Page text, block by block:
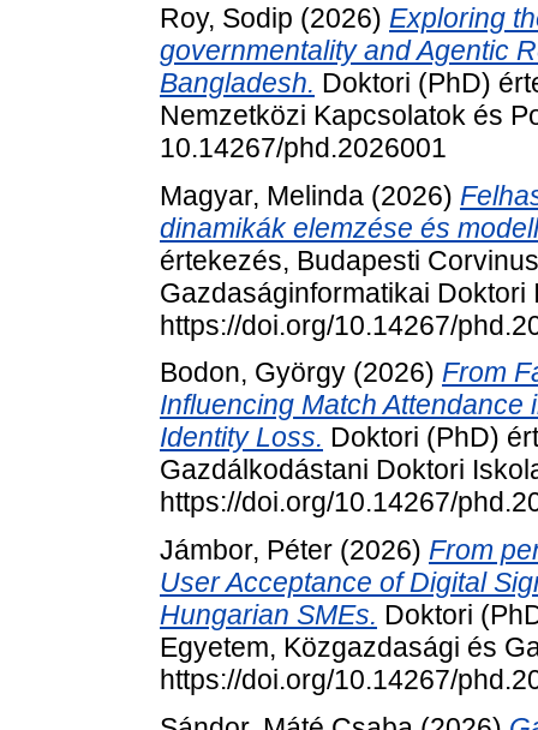
Roy, Sodip (2026) Exploring
governmentality and Agentic
Bangladesh. Doktori (PhD)
Nemzetközi Kapcsolatok és
10.14267/phd.2026001
Magyar, Melinda (2026)
dinamikák elemzése és
értekezés, Budapesti
Gazdaságinformatikai Doktori
https://doi.org/10.14267/
Bodon, György (2026) From
Influencing Match Attendance
Identity Loss. Doktori (PhD)
Gazdálkodástani Doktori
https://doi.org/10.14267/
Jámbor, Péter (2026) From
User Acceptance of Digital
Hungarian SMEs. Doktori
Egyetem, Közgazdasági és
https://doi.org/10.14267/